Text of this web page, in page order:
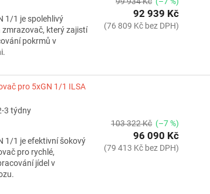
1/1 je spolehlivý
který zajistí
pokrmů v
92 939 Kč
(76 809 Kč bez DPH)
pro 5xGN 1/1 ILSA
3 týdny
1/1 je efektivní šokový
pro rychlé,
jídel v
103 322 Kč (–7 %)
96 090 Kč
(79 413 Kč bez DPH)